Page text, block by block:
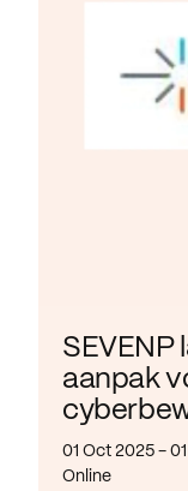
SEVENP
aanpak
01 Oct 2025 -
Online